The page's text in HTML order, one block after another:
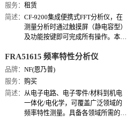
服务：租赁
简述：CF-9200集成便携式FFT分析仪，在
测量分析时通过触摸屏（静电容型）
及功能按键即可完成所有操作。本机
能数可广泛用于电机，汽车，铁道，
家电，冶金化工设备管路泵类等机械
装置，电机电子配件产生噪声与振动
测量分析。同时也可用于通过电磁加
振机或脉冲力锤进行激励加振完成物
体结构共振频谱分析等，需要FFT分
析仪进行数据分析各种场合。
FRA51615 频率特性分析仪
品牌：NF(恩乃普)
服务： 购买
简述： 从电子电路、电子零件/材料到机电
一体化/电化学，可覆盖广泛领域的
频率特性测量。具备各领域所需的性